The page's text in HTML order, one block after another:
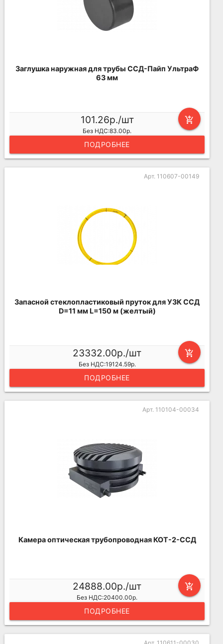
Заглушка наружная для трубы ССД-Пайп УльтраФ
63 мм
add_shopping_cart
101.26р./шт
Без НДС:83.00р.
ПОДРОБНЕЕ
Арт. 110607-00149
Запасной стеклопластиковый пруток для УЗК ССД
D=11 мм L=150 м (желтый)
add_shopping_cart
23332.00р./шт
Без НДС:19124.59р.
ПОДРОБНЕЕ
Арт. 110104-00034
Камера оптическая трубопроводная КОТ-2-ССД
add_shopping_cart
24888.00р./шт
Без НДС:20400.00р.
ПОДРОБНЕЕ